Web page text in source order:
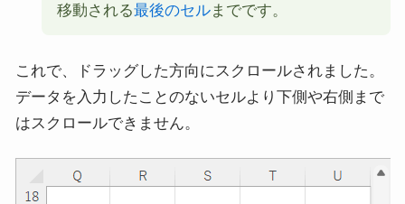
移動される最後のセルまでです。
これで、ドラッグした方向にスクロールされました。
データを入力したことのないセルより下側や右側まで
はスクロールできません。